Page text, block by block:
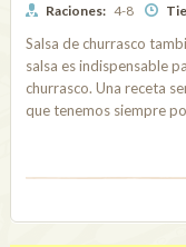
Raciones: 4-8
Salsa de churrasco
salsa es indispensable
churrasco. Una receta
que tenemos siempre